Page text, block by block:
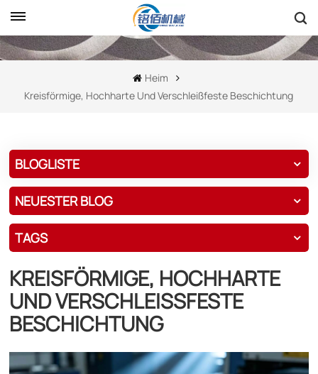
Heim
Kreisförmige, Hochharte Und Verschleißfeste Beschichtung
BLOGLISTE
NEUESTER BLOG
TAGS
KREISFÖRMIGE, HOCHHARTE
UND VERSCHLEISSFESTE B
ESCHICHTUNG